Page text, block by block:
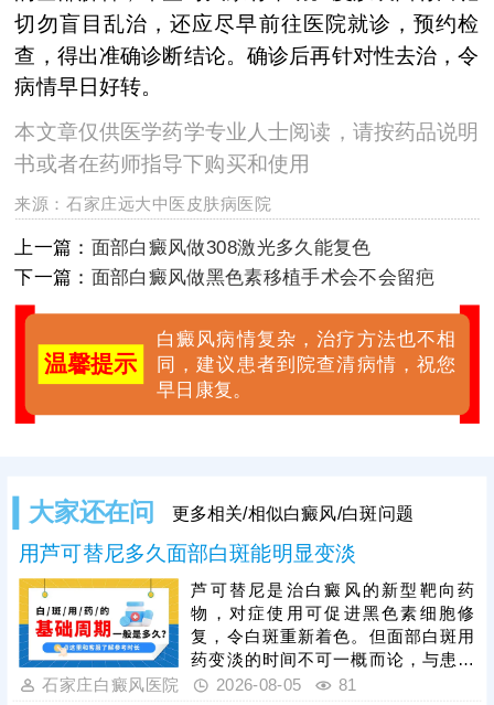
切勿盲目乱治，还应尽早前往医院就诊，预约检
查，得出准确诊断结论。确诊后再针对性去治，令
病情早日好转。
本文章仅供医学药学专业人士阅读，请按药品说明
书或者在药师指导下购买和使用
来源：石家庄远大中医皮肤病医院
上一篇： 面部白癜风做308激光多久能复色
下一篇： 面部白癜风做黑色素移植手术会不会留疤
温馨提示
白癜风病情复杂，治疗方法也不相
同，建议患者到院查清病情，祝您
早日康复。
大家还在问 更多相关/相似白癜风/白斑问题
用芦可替尼多久面部白斑能明显变淡
芦可替尼是治白癜风的新型靶向药
物，对症使用可促进黑色素细胞修
复，令白斑重新着色。但面部白斑用
药变淡的时间不可一概而论，与患者
年龄、白斑脱色程度、是否做好护理
石家庄白癜风医院 2026-08-05 81